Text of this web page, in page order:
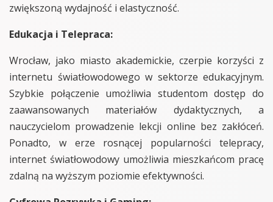
zwiększoną wydajność i elastyczność.
Edukacja i Telepraca:
Wrocław, jako miasto akademickie, czerpie korzyści z
internetu światłowodowego w sektorze edukacyjnym.
Szybkie połączenie umożliwia studentom dostęp do
zaawansowanych materiałów dydaktycznych, a
nauczycielom prowadzenie lekcji online bez zakłóceń.
Ponadto, w erze rosnącej popularności telepracy,
internet światłowodowy umożliwia mieszkańcom pracę
zdalną na wyższym poziomie efektywności.